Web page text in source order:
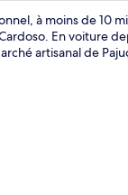
à moins de 10
En voiture
artisanal de